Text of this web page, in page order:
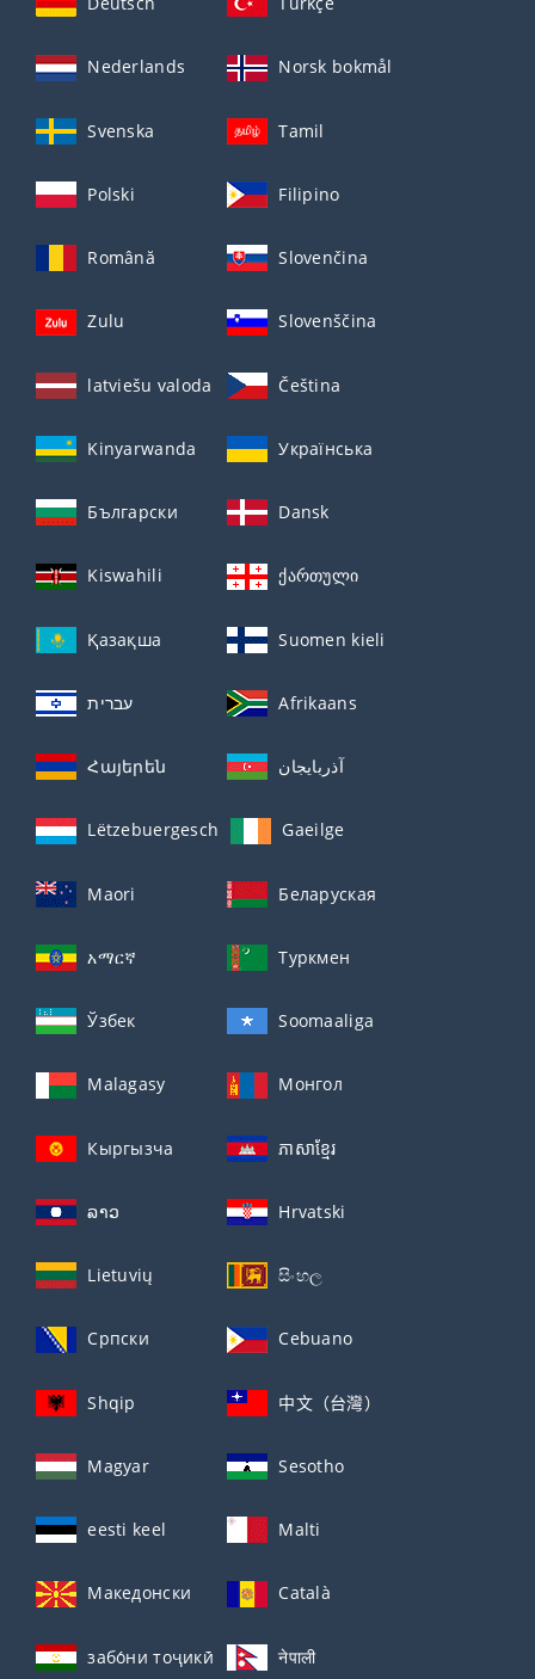
Nederlands Norsk bokmål
Svenska Tamil
Polski Filipino
Română Slovenčina
Zulu Slovenščina
latviešu valoda Čeština
Kinyarwanda Українська
Български Dansk
Kiswahili ქართული
Қазақша Suomen kieli
עברית Afrikaans
Հայերեն آذربايجان
Lëtzebuergesch Gaeilge
Maori Беларуская
አማርኛ Туркмен
Ўзбек Soomaaliga
Malagasy Монгол
Кыргызча ភាសាខ្មែរ
ລາວ Hrvatski
Lietuvių සිංහල
Српски Cebuano
Shqip 中文（台灣）
Magyar Sesotho
eesti keel Malti
Македонски Català
забо́ни тоҷикӣ́ नेपाली